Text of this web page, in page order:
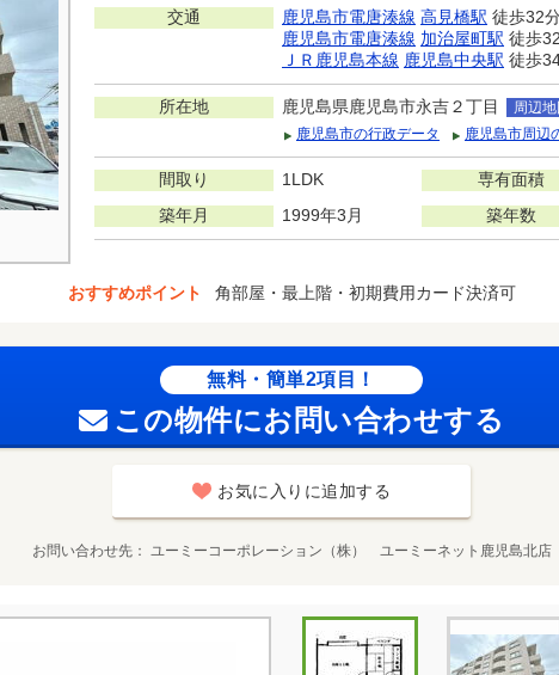
交通 鹿児島市電唐湊線 高見橋駅 徒歩32
鹿児島市電唐湊線 加治屋町駅 徒歩
ＪＲ鹿児島本線 鹿児島中央駅 徒歩
所在地 鹿児島県鹿児島市永吉２丁目
周辺地
鹿児島市の行政データ
鹿児島市周辺
間取り 1LDK 専有面積
築年月 1999年3月 築年数
おすすめポイント 角部屋・最上階・初期費用カード決済可
無料・簡単2項目！
この物件にお問い合わせする
お気に入りに追加する
お問い合わせ先 ユーミーコーポレーション（株） ユーミーネット鹿児島北店